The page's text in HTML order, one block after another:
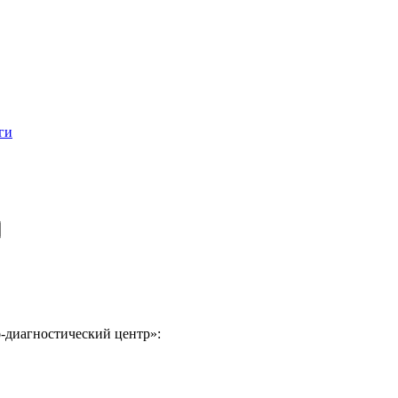
центр»: